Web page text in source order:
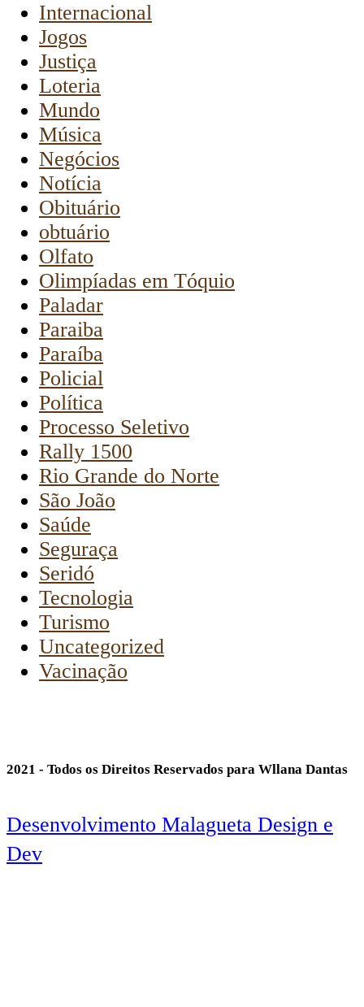
Internacional
Jogos
Justiça
Loteria
Mundo
Música
Negócios
Notícia
Obituário
obtuário
Olfato
Olimpíadas em Tóquio
Paladar
Paraiba
Paraíba
Policial
Política
Processo Seletivo
Rally 1500
Rio Grande do Norte
São João
Saúde
Seguraça
Seridó
Tecnologia
Turismo
Uncategorized
Vacinação
2021 - Todos os Direitos Reservados para Wllana Dantas
Desenvolvimento Malagueta Design e
Dev